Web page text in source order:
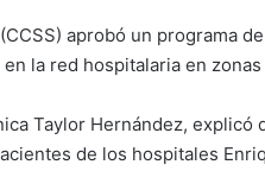
aprobó un programa
la red hospitalaria en
Taylor Hernández, explicó
de los hospitales